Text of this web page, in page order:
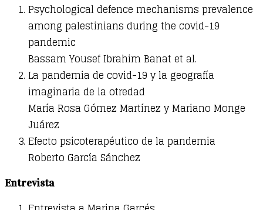
Psychological defence mechanisms prevalence
among palestinians during the covid-19
pandemic
Bassam Yousef Ibrahim Banat et al.
La pandemia de covid-19 y la geografía
imaginaria de la otredad
María Rosa Gómez Martínez y Mariano Monge
Juárez
Efecto psicoterapéutico de la pandemia
Roberto García Sánchez
Entrevista